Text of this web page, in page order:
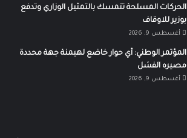
الحركات المسلحة تتمسك بالتمثيل الوزاري وتدفع
بوزير للاوقاف
أغسطس 9, 2026
المؤتمر الوطني: أي حوار خاضع لهيمنة جهة محددة
مصيره الفشل
أغسطس 9, 2026